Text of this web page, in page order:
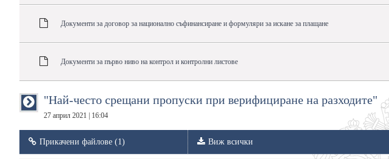
Документи за договор за национално съфинансиране и формуляри за искане за плащане
Документи за първо ниво на контрол и контролни листове
"Най-често срещани пропуски при верифициране на разходите"
27 април 2021 | 16:04
Прикачени файлове (1) Виж всички